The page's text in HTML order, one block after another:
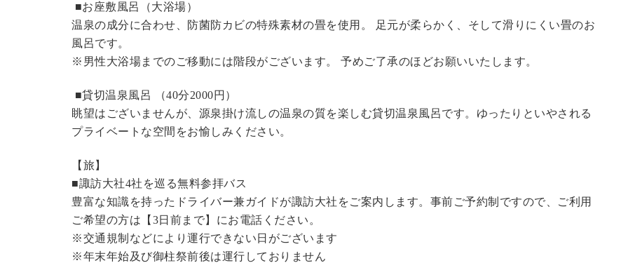
■お座敷風呂（大浴場）
温泉の成分に合わせ、防菌防カビの特殊素材の畳を使用。 足元が柔らかく、そして滑りにくい畳のお
風呂です。
※男性大浴場までのご移動には階段がございます。 予めご了承のほどお願いいたします。
■貸切温泉風呂 （40分2000円）
眺望はございませんが、源泉掛け流しの温泉の質を楽しむ貸切温泉風呂です。ゆったりといやされる
プライベートな空間をお愉しみください。
【旅】
■諏訪大社4社を巡る無料参拝バス
豊富な知識を持ったドライバー兼ガイドが諏訪大社をご案内します。 事前ご予約制ですので、ご利用
ご希望の方は【3日前まで】にお電話ください。
※交通規制などにより運行できない日がございます
※年末年始及び御柱祭前後は運行しておりません